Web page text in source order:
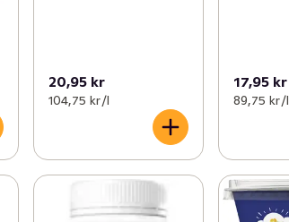
20,95 kr
104,75 kr /l
17,95 kr
89,75 kr /l